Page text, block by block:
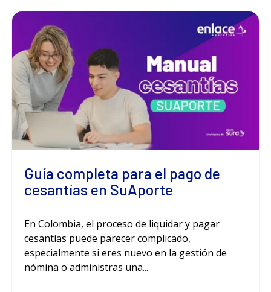
Guía completa para el pago de
cesantías en SuAporte
En Colombia, el proceso de liquidar y pagar
cesantías puede parecer complicado,
especialmente si eres nuevo en la gestión de
nómina o administras una...